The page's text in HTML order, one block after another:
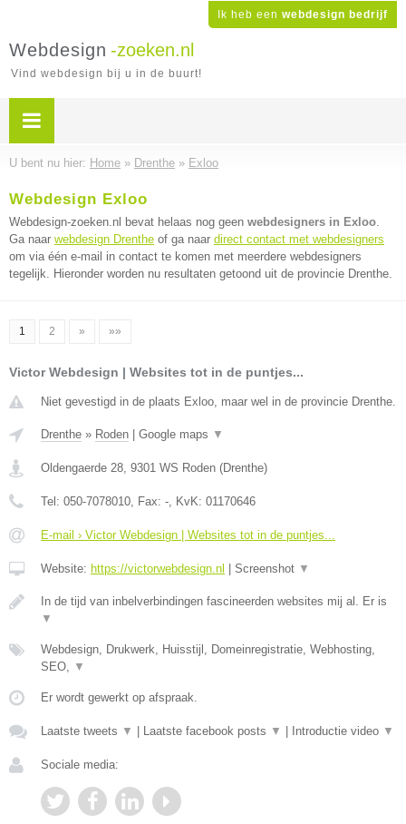
Ik heb een webdesign bedrijf
Webdesign -zoeken.nl
Vind webdesign bij u in de buurt!
U bent nu hier: Home » Drenthe » Exloo
Webdesign Exloo
Webdesign-zoeken.nl bevat helaas nog geen webdesigners in Exloo.
Ga naar webdesign Drenthe of ga naar direct contact met webdesigners
om via één e-mail in contact te komen met meerdere webdesigners
tegelijk. Hieronder worden nu resultaten getoond uit de provincie Drenthe.
1 2 » »»
Victor Webdesign | Websites tot in de puntjes...
Niet gevestigd in de plaats Exloo, maar wel in de provincie Drenthe.
Drenthe » Roden Google maps ▼
Oldengaerde 28, 9301 WS Roden (Drenthe)
Tel: 050-7078010, Fax: -, KvK: 01170646
E-mail › Victor Webdesign | Websites tot in de puntjes...
Website: https://victorwebdesign.nl Screenshot ▼
In de tijd van inbelverbindingen fascineerden websites mij al. Er is
▼
Webdesign, Drukwerk, Huisstijl, Domeinregistratie, Webhosting,
SEO, ▼
Er wordt gewerkt op afspraak.
Laatste tweets ▼ Laatste facebook posts ▼ Introductie video ▼
Sociale media: